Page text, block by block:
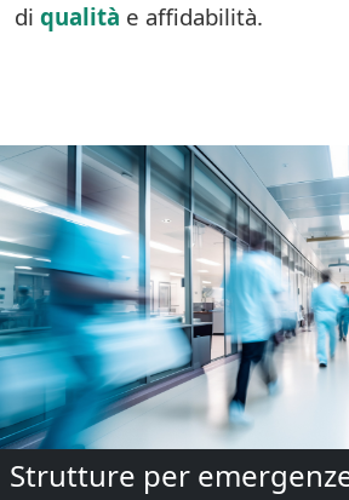
di qualità e affidabilità.
Strutture per